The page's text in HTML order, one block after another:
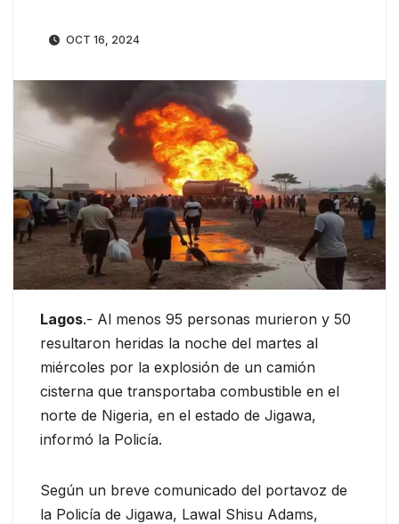
OCT 16, 2024
Lagos.- Al menos 95 personas murieron y 50
resultaron heridas la noche del martes al
miércoles por la explosión de un camión
cisterna que transportaba combustible en el
norte de Nigeria, en el estado de Jigawa,
informó la Policía.
Según un breve comunicado del portavoz de
la Policía de Jigawa, Lawal Shisu Adams,